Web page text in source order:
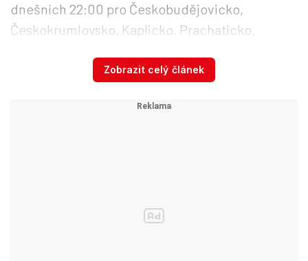
dnešních 22:00 pro Českobudějovicko,
Českokrumlovsko, Kaplicko, Prachaticko,
Sledujte příchod bouřek na radaru
pro Vysočinu, Jihomoravský kraj, Olomoucký
Zobrazit celý článek